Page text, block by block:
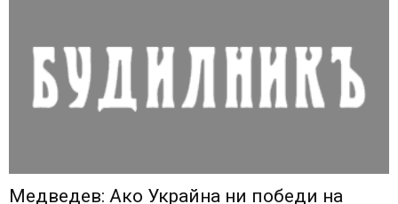
Медведев: Ако Украйна ни победи на